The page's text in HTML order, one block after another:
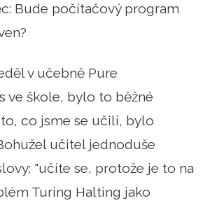
Bude počítačový program
v učebně Pure
ve škole, bylo to běžné
co jsme se učili, bylo
učitel jednoduše
"učíte se, protože je to na
Turing Halting jako